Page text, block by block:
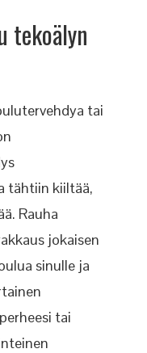
tekoälyn
tai
tähtiin kiiltää,
Rauha
jokaisen
sinulle ja
tai